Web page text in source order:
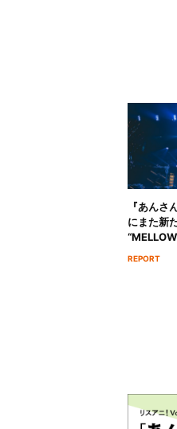
『あんさ
にまた新
Tour
REPORT